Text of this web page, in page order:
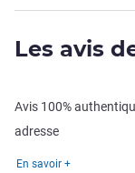
Les avis
Avis 100%
adresse
En savoir +